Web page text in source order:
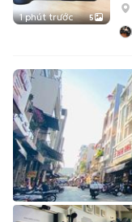
1 phút trước 5